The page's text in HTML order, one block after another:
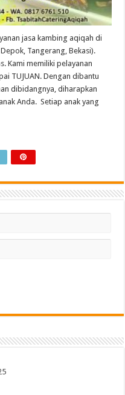
jasa kambing aqiqah di
Tangerang, Bekasi).
Kami memiliki pelayanan
TUJUAN. Dengan dibantu
dibidangnya, diharapkan
Anda. Setiap anak yang